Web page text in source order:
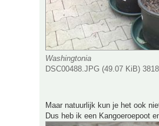
Washingtonia
DSC00488.JPG (49.07 KiB)
Maar natuurlijk kun je het ook
Dus heb ik een Kangoeroepoot